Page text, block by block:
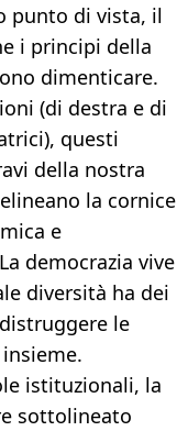
punto di vista, il
i principi della
dimenticare.
(di destra e di
questi
della nostra
la cornice
e
democrazia vive
diversità ha dei
le
istituzionali, la
sottolineato